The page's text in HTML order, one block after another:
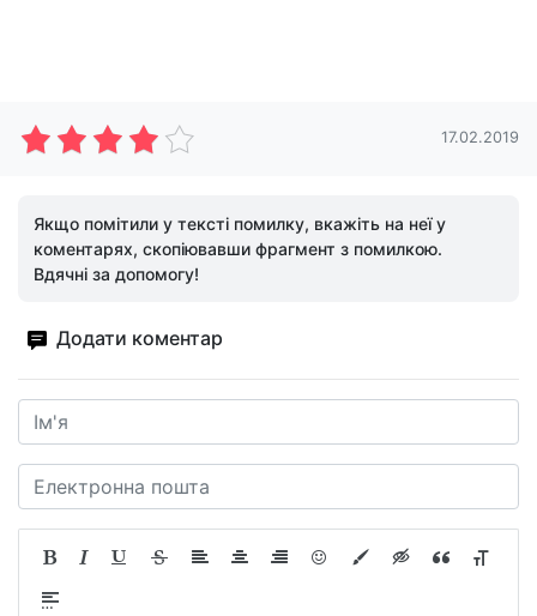
17.02.2019
Якщо помітили у тексті помилку, вкажіть на неї у
коментарях, скопіювавши фрагмент з помилкою.
Вдячні за допомогу!
Додати коментар